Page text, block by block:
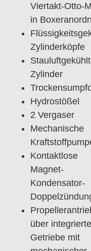
Viertakt-Otto-
in
Zylinderköpfe
Zylinder
Hydrostößel
2 Vergaser
Mechanische
Kontaktlose
Magnet-
Kondensator-
über
Getriebe mit